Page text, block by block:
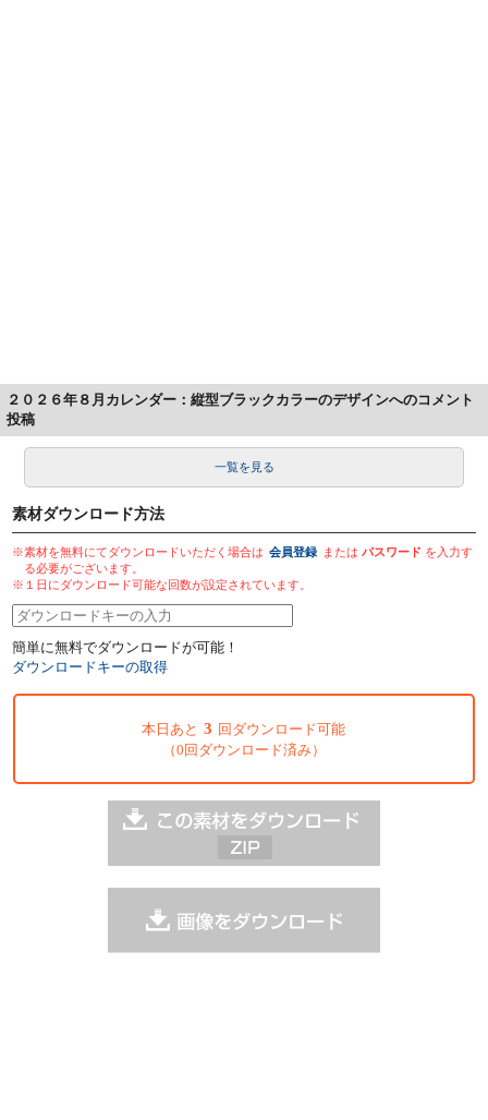
２０２６年８月カレンダー：縦型ブラックカラーのデザインへのコメント
投稿
一覧を見る
素材ダウンロード方法
※素材を無料にてダウンロードいただく場合は 会員登録 またはパスワード を入力す
る必要がございます。
※１日にダウンロード可能な回数が設定されています。
簡単に無料でダウンロードが可能！
ダウンロードキーの取得
本日あと 3 回ダウンロード可能
（0回ダウンロード済み）